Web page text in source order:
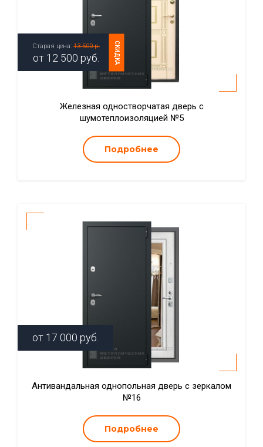
СКИДКА
Старая цена: 13 500 р.
от 12 500 руб.
Железная одностворчатая дверь с
шумотеплоизоляцией №5
Подробнее
от 17 000 руб.
Антивандальная однопольная дверь с зеркалом
№16
Подробнее